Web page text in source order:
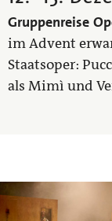
Gruppenreise
im Advent
Staatsoper:
als Mimì und